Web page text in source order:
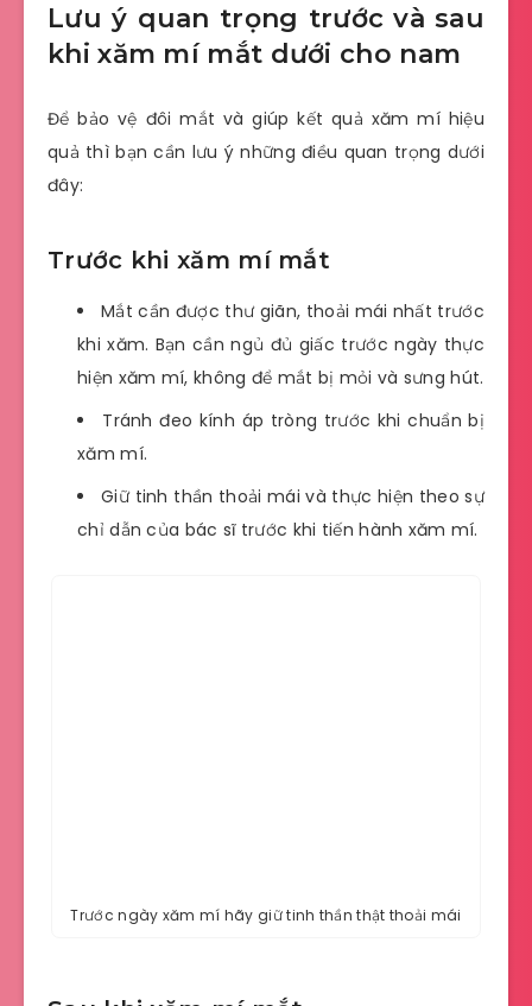
Lưu ý quan trọng trước và sau
khi xăm mí mắt dưới cho nam
Để bảo vệ đôi mắt và giúp kết quả xăm mí hiệu
quả thì bạn cần lưu ý những điều quan trọng dưới
đây:
Trước khi xăm mí mắt
Mắt cần được thư giãn, thoải mái nhất trước
khi xăm. Bạn cần ngủ đủ giấc trước ngày thực
hiện xăm mí, không để mắt bị mỏi và sưng hút.
Tránh đeo kính áp tròng trước khi chuẩn bị
xăm mí.
Giữ tinh thần thoải mái và thực hiện theo sự
chỉ dẫn của bác sĩ trước khi tiến hành xăm mí.
Trước ngày xăm mí hãy giữ tinh thần thật thoải mái